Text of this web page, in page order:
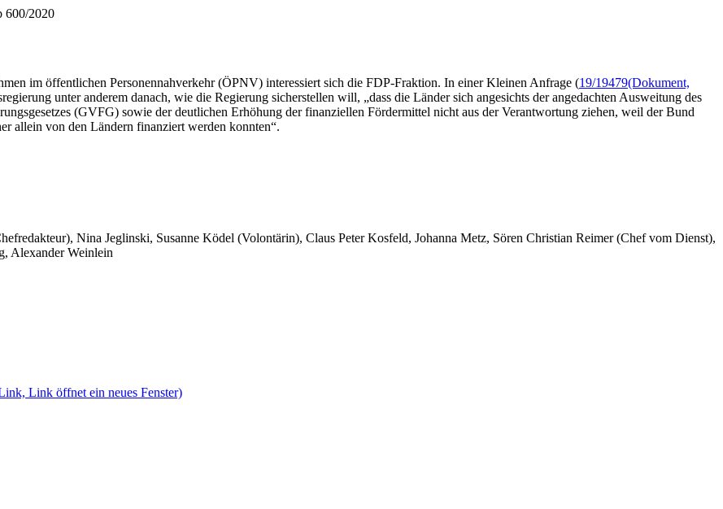
600/2020
im öffentlichen Personennahverkehr (ÖPNV) interessiert sich die FDP-Fraktion. In einer Kleinen Anfrage (19/19479(Dokument,
unter anderem danach, wie die Regierung sicherstellen will, „dass die Länder sich angesichts der angedachten Ausweitung des
(GVFG) sowie der deutlichen Erhöhung der finanziellen Fördermittel nicht aus der Verantwortung ziehen, weil der Bund
allein von den Ländern finanziert werden konnten“.
Nina Jeglinski, Susanne Ködel (Volontärin), Claus Peter Kosfeld, Johanna Metz, Sören Christian Reimer (Chef vom Dienst),
Alexander Weinlein
Link öffnet ein neues Fenster)